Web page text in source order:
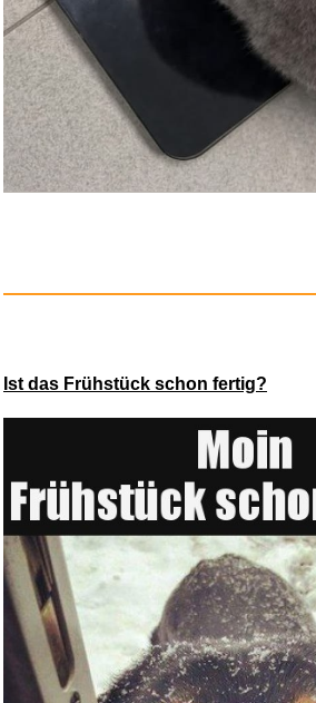
Kubota Badelatschen
Amazon Basics
Ist das Frühstück schon fertig?